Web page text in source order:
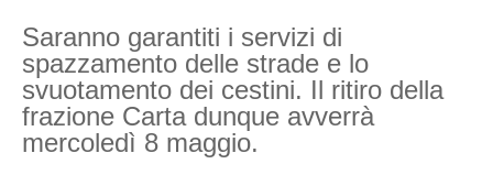
Saranno garantiti i servizi di
spazzamento delle strade e lo
svuotamento dei cestini. Il ritiro della
frazione Carta dunque avverrà
mercoledì 8 maggio.